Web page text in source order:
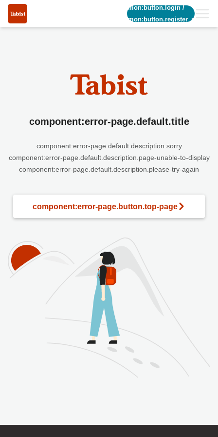
common:button.login/
common:button.register_short
component:error-page.default.title
component:error-page.default.description.sorry
component:error-page.default.description.page-unable-to-display
component:error-page.default.description.please-try-again
component:error-page.button.top-page